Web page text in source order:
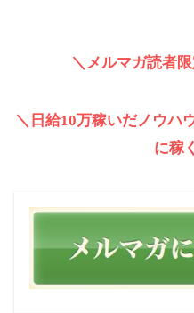
＼メルマガ読者
＼日給10万稼いだノウハ
に稼